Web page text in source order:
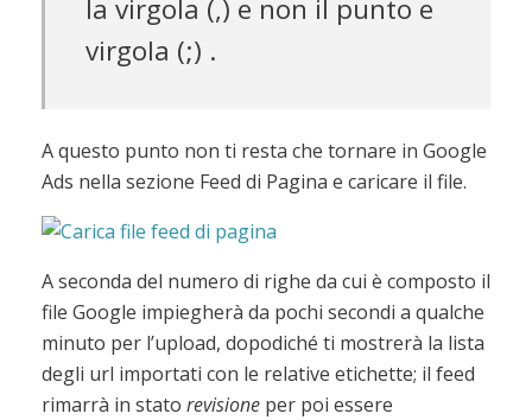
la virgola (,) e non il punto e
virgola (;) .
A questo punto non ti resta che tornare in Google
Ads nella sezione Feed di Pagina e caricare il file.
A seconda del numero di righe da cui è composto il
file Google impiegherà da pochi secondi a qualche
minuto per l’upload, dopodiché ti mostrerà la lista
degli url importati con le relative etichette; il feed
rimarrà in stato revisione per poi essere